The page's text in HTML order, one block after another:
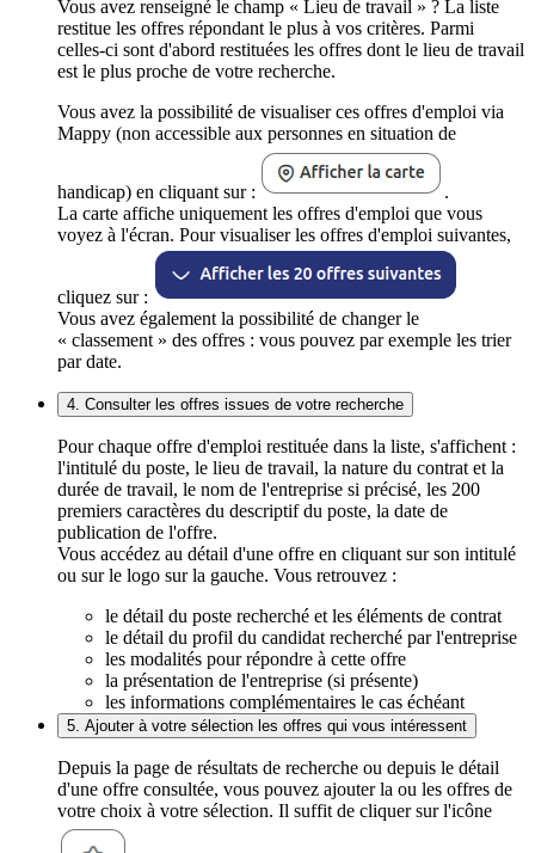
Vous avez renseigné le champ « Lieu de travail » ? La liste
restitue les offres répondant le plus à vos critères. Parmi
celles-ci sont d'abord restituées les offres dont le lieu de travail
est le plus proche de votre recherche.
Vous avez la possibilité de visualiser ces offres d'emploi via
Mappy (non accessible aux personnes en situation de
handicap) en cliquant sur :
.
La carte affiche uniquement les offres d'emploi que vous
voyez à l'écran. Pour visualiser les offres d'emploi suivantes,
cliquez sur :
Vous avez également la possibilité de changer le
« classement » des offres : vous pouvez par exemple les trier
par date.
4. Consulter les offres issues de votre recherche
Pour chaque offre d'emploi restituée dans la liste, s'affichent :
l'intitulé du poste, le lieu de travail, la nature du contrat et la
durée de travail, le nom de l'entreprise si précisé, les 200
premiers caractères du descriptif du poste, la date de
publication de l'offre.
Vous accédez au détail d'une offre en cliquant sur son intitulé
ou sur le logo sur la gauche. Vous retrouvez :
le détail du poste recherché et les éléments de contrat
le détail du profil du candidat recherché par l'entreprise
les modalités pour répondre à cette offre
la présentation de l'entreprise (si présente)
les informations complémentaires le cas échéant
5. Ajouter à votre sélection les offres qui vous intéressent
Depuis la page de résultats de recherche ou depuis le détail
d'une offre consultée, vous pouvez ajouter la ou les offres de
votre choix à votre sélection. Il suffit de cliquer sur l'icône